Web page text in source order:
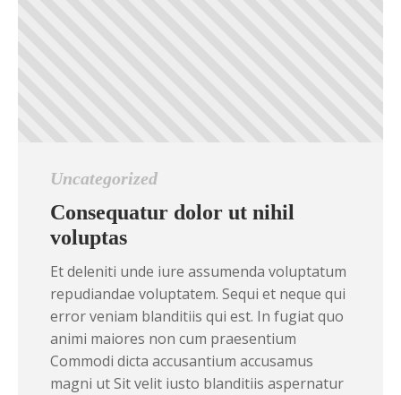
Uncategorized
Consequatur dolor ut nihil
voluptas
Et deleniti unde iure assumenda voluptatum
repudiandae voluptatem. Sequi et neque qui
error veniam blanditiis qui est. In fugiat quo
animi maiores non cum praesentium
Commodi dicta accusantium accusamus
magni ut Sit velit iusto blanditiis aspernatur